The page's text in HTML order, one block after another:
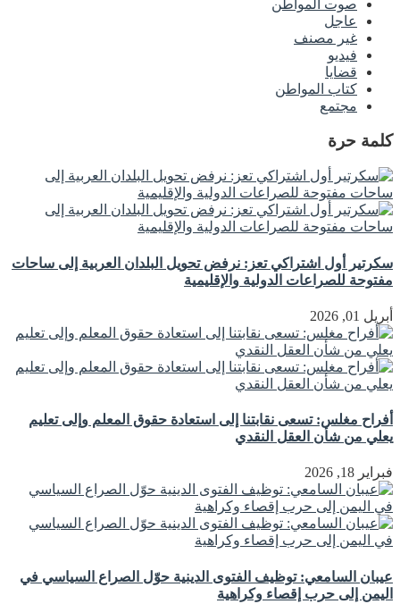
صوت المواطن
عاجل
غير مصنف
فيديو
قضايا
كتاب المواطن
مجتمع
كلمة حرة
سكرتير أول اشتراكي تعز: نرفض تحويل البلدان العربية إلى ساحات
مفتوحة للصراعات الدولية والإقليمية
أبريل 01, 2026
أفراح مغلس: تسعى نقابتنا إلى استعادة حقوق المعلم وإلى تعليم
يعلي من شأن العقل النقدي
فبراير 18, 2026
عيبان السامعي: توظيف الفتوى الدينية حوّل الصراع السياسي في
اليمن إلى حرب إقصاء وكراهية